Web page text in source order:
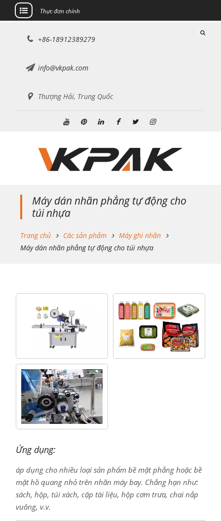
Thực đơn chính
+86-18912389279
info@vkpak.com
Thượng Hải, Trung Quốc
Máy dán nhãn phẳng tự động cho
túi nhựa
Trang chủ Các sản phẩm
Máy ghi nhãn
Máy dán nhãn phẳng tự động cho túi nhựa
Ứng dụng:
áp dụng cho nhiều loại sản phẩm bề mặt phẳng hoặc bề
mặt hồ quang nhỏ trên nhãn máy bay. Chẳng hạn như:
sách, hộp, túi xách, cặp tài liệu, hộp cơm trưa, chai nắp
vuông, v.v.